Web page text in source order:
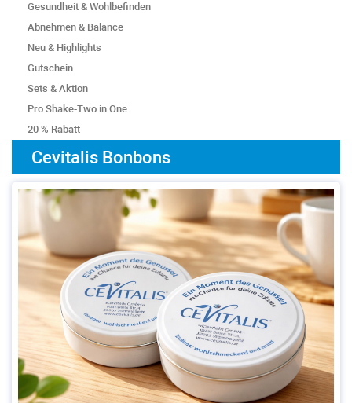
Gesundheit & Wohlbefinden
Abnehmen & Balance
Neu & Highlights
Gutschein
Sets & Aktion
Pro Shake-Two in One
20 % Rabatt
Cevitalis Bonbons